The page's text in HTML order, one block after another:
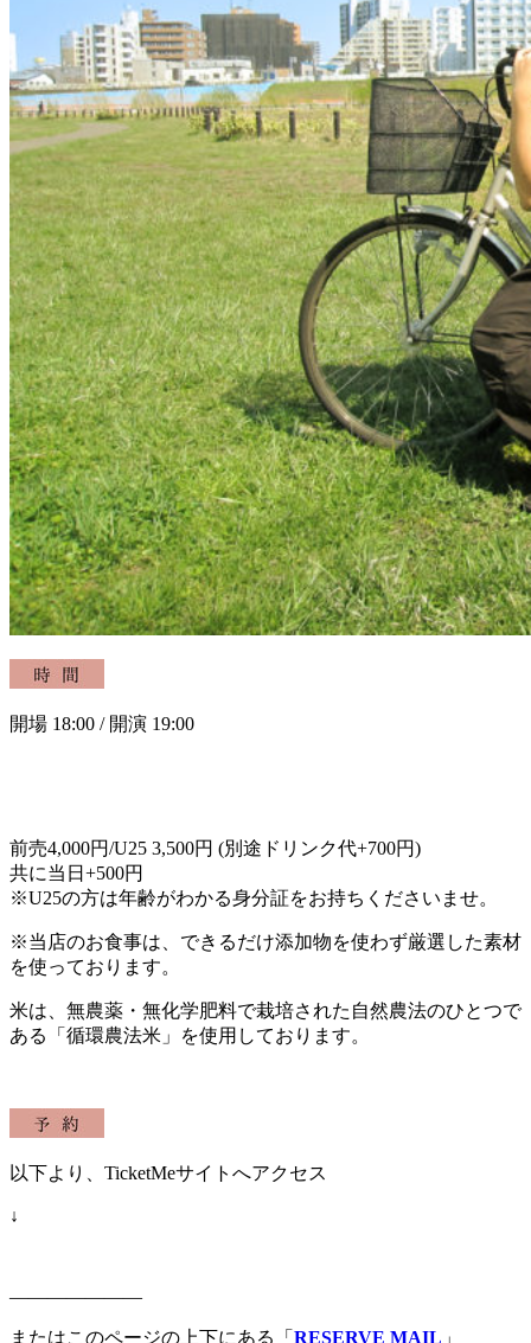
開場 18:00 / 開演 19:00
前売4,000円/U25 3,500円 (別途ドリンク代+700円)
共に当日+500円
※U25の方は年齢がわかる身分証をお持ちくださいませ。
※当店のお食事は、できるだけ添加物を使わず厳選した素材
を使っております。
米は、無農薬・無化学肥料で栽培された自然農法のひとつで
ある「循環農法米」を使用しております。
以下より、TicketMeサイトへアクセス
↓
———————
またはこのページの上下にある「 RESERVE MAIL 」